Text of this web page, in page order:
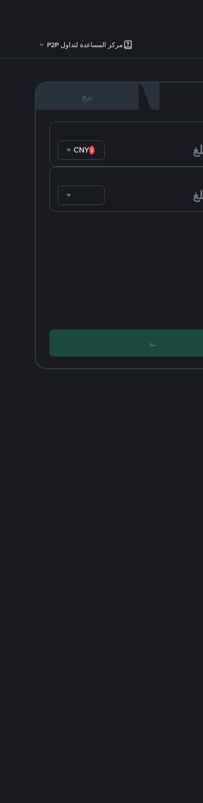
مركز المساعدة لتداول P2P
بيع
CNY